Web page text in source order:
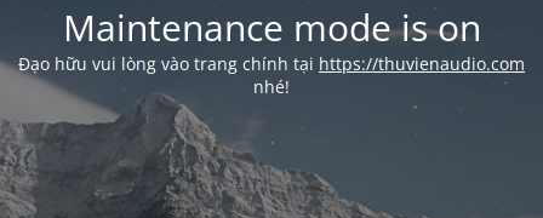
Maintenance mode is on
Đạo hữu vui lòng vào trang chính tại https://thuvienaudio.com
nhé!